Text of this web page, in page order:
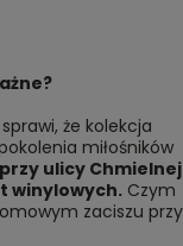
sprawi, że kolekcja
miłośników
ulicy Chmielnej
winylowych. Czym
zaciszu przy